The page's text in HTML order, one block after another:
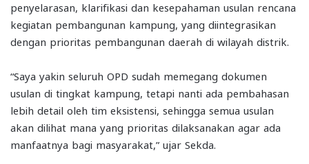
penyelarasan, klarifikasi dan kesepahaman usulan rencana
kegiatan pembangunan kampung, yang diintegrasikan
dengan prioritas pembangunan daerah di wilayah distrik.
“Saya yakin seluruh OPD sudah memegang dokumen
usulan di tingkat kampung, tetapi nanti ada pembahasan
lebih detail oleh tim eksistensi, sehingga semua usulan
akan dilihat mana yang prioritas dilaksanakan agar ada
manfaatnya bagi masyarakat,” ujar Sekda.